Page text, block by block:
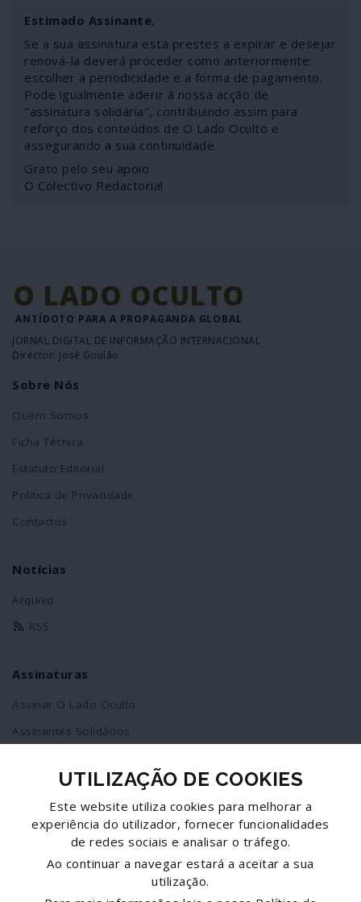
Estimado Assinante,
Se a sua assinatura está prestes a expirar e desejar
renová-la deverá proceder como anteriormente:
escolher a periodicidade e a forma de pagamento.
Pode igualmente aderir à nossa acção de
"assinatura solidária", contribuindo assim para
reforço dos conteúdos de O Lado Oculto e
assegurando a sua continuidade.
Grato pelo seu apoio
O Colectivo Redactorial
O LADO OCULTO
ANTÍDOTO PARA A PROPAGANDA GLOBAL
JORNAL DIGITAL DE INFORMAÇÃO INTERNACIONAL
Director: José Goulão
Sobre Nós
Quem Somos
Ficha Técnica
Estatuto Editorial
Política de Privacidade
Contactos
Notícias
Arquivo
RSS
Assinaturas
Assinar O Lado Oculto
Assinantes Solidários
Redes Sociais
Siga-nos no facebook
UTILIZAÇÃO DE COOKIES
Este website utiliza cookies para melhorar a
experiência do utilizador, fornecer funcionalidades
de redes sociais e analisar o tráfego.
Ao continuar a navegar estará a aceitar a sua
utilização.